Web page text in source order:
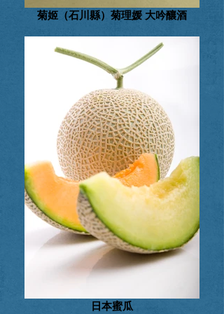
菊姬（石川縣）菊理媛 大吟釀酒
日本蜜瓜